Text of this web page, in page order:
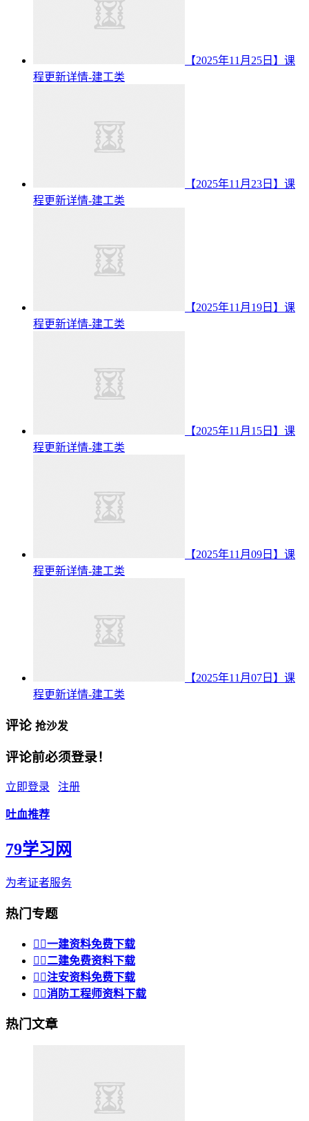
【2025年11月25日】课
程更新详情-建工类
【2025年11月23日】课
程更新详情-建工类
【2025年11月19日】课
程更新详情-建工类
【2025年11月15日】课
程更新详情-建工类
【2025年11月09日】课
程更新详情-建工类
【2025年11月07日】课
程更新详情-建工类
评论 抢沙发
评论前必须登录！
立即登录 注册
吐血推荐
79学习网
为考证者服务
热门专题
 一建资料免费下载
 二建免费资料下载
 注安资料免费下载
 消防工程师资料下载
热门文章